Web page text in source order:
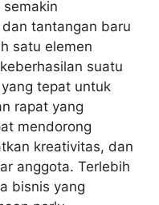
tantangan baru
satu elemen
suatu
tepat untuk
rapat yang
mendorong
kreativitas, dan
anggota. Terlebih
bisnis yang